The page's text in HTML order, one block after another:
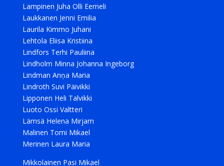
Lampinen Juha Olli Eemeli
Laukkanen Jenni Emilia
Laurila Kimmo Juhani
Lehtola Eliisa Kristiina
Lindfors Terhi Pauliina
Lindholm Minna Johanna Ingeborg
Lindman Anņa Maria
Lindroth Suvi Päivikki
Lipponen Heli Talvikki
Luoto Ossi Valtteri
Lämsä Helena Mirjam
Malinen Tomi Mikael
Merinen Laura Maria
Mikkolainen Pasi Mikael